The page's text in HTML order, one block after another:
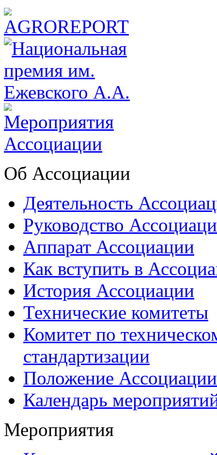
Об Ассоциации
Деятельность
Руководство
Аппарат Ассоциации
Как вступить в
История Ассоциации
Технические комитеты
Комитет по
стандартизации
Положение
Календарь
Мероприятия